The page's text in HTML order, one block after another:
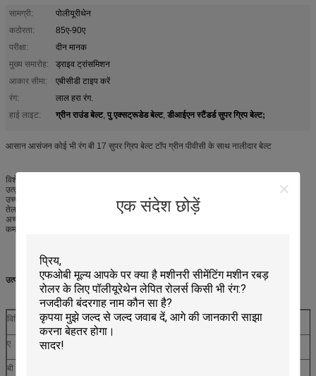
एक संदेश छोड़ें
सामग्री:
पोलीयूरीथेन
कठोरता:
85ए-90ए
परीक्षा:
दीन मानक
मुख्य समारोह:
ड्राइव ट्रांसमिशन
आकार सीमा:
एबीसीडी टाइप करें
रंग:
लाल हरा रंग.
हाई लाइट:
ग्रीन राउंड बेल्ट, पु एक्सट्रूडेड बेल्ट, डीआईएन स्टैंडर्ड सुपर ग्रिप बेल्ट;
आसान आसंजन कोई भी रंग बी 17 सुपर ग्रिप बेल्ट टॉप ग्रीन पीवीसी के साथ नालीदार बेल्ट
विशेषताएं:
उत्कृष्ट घर्षण प्रतिरोध
उच्च तन्यता और आंसू शक्ति
तेल, ईंधन और ऑक्सीजन के प्रतिरोध
अच्छी मौसम प्रतिरोधकता और उच्च प्रभाव प्रतिरोध
कम संपीड़न सेट
उत्पाद के तकनीकी मापदंडः
विनिर्देश एक्स ((मिमी) H(mm) कठोरता (शोर ए) एम/रोल
ए 13
बी